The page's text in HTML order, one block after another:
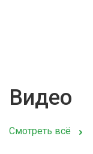
Видео
Смотреть всё